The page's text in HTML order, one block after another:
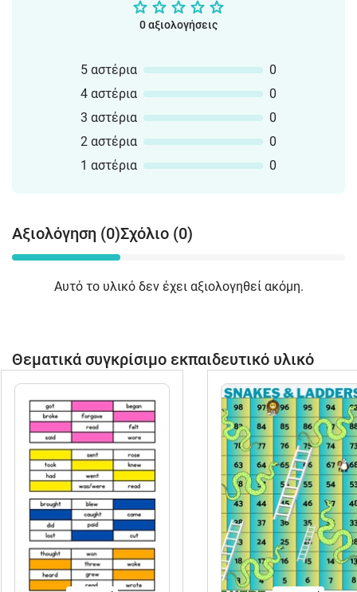
0 αξιολογήσεις
5 αστέρια
0
4 αστέρια
0
3 αστέρια
0
2 αστέρια
0
1 αστέρια
0
Αξιολόγηση (0)Σχόλιο (0)
Αυτό το υλικό δεν έχει αξιολογηθεί ακόμη.
Θεματικά συγκρίσιμο εκπαιδευτικό υλικό